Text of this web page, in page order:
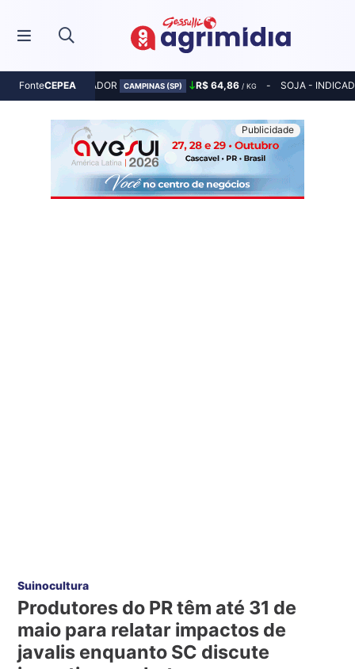
FonteCEPEA
MILHO - INDICADOR CAMPINAS (SP) R$ 64,86 / KG SOJA -
Suinocultura
Produtores do PR têm até 31 de
maio para relatar impactos de
javalis enquanto SC discute